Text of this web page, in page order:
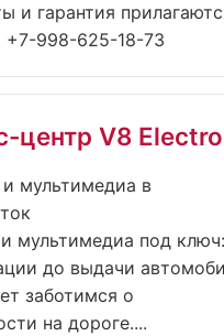
и гарантия
+7-998-625-18-73
центр V8 Electro
мультимедиа в
мультимедиа под
до выдачи
заботимся о
на дороге....